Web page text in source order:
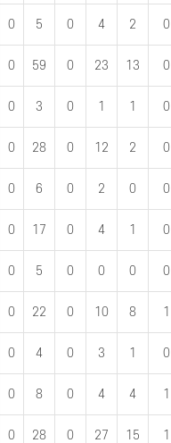
0 5 0 4 2 0
0 59 0 23 13 0
0 3 0 1 1 0
0 28 0 12 2 0
0 6 0 2 0 0
0 17 0 4 1 0
0 5 0 0 0 0
0 22 0 10 8 1
0 4 0 3 1 0
0 8 0 4 4 1
0 28 0 27 15 1